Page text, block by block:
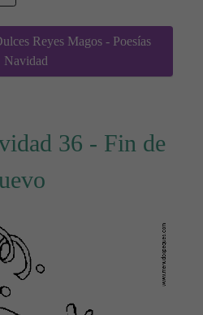
Reyes Magos - Poesías
Navidad
36 - Fin de